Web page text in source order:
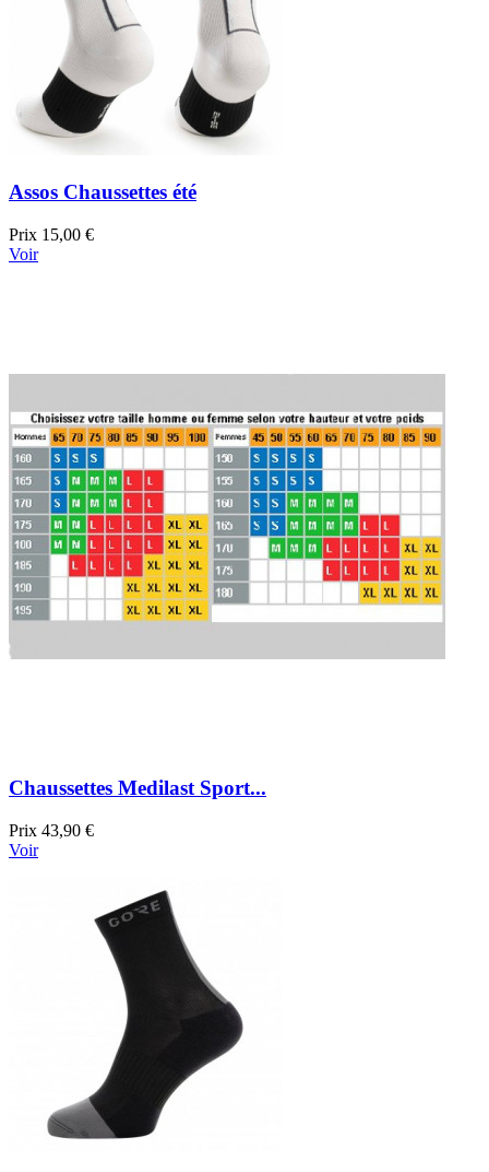
Assos Chaussettes été
Prix 15,00 €
Voir
Chaussettes Medilast Sport...
Prix 43,90 €
Voir